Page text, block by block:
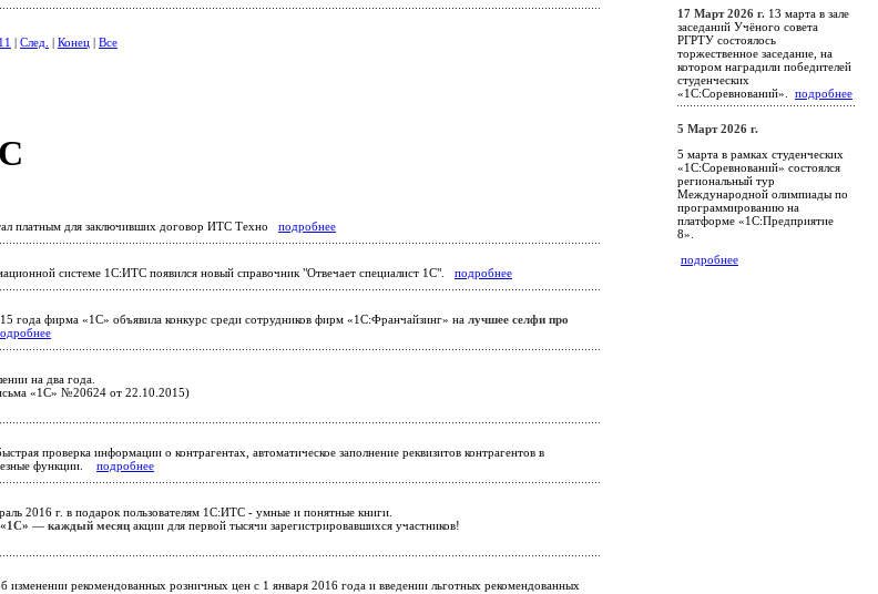
11 След. Конец Все
платным для заключивших договор ИТС Техно подробнее
системе 1С:ИТС появился новый справочник "Отвечает специалист 1С". подробнее
года фирма «1С» объявила конкурс среди сотрудников фирм «1С:Франчайзинг» на лучшее селфи про
на два года.
«1С» №20624 от 22.10.2015)
проверка информации о контрагентах, автоматическое заполнение реквизитов контрагентов в
функции. подробнее
2016 г. в подарок пользователям 1С:ИТС - умные и понятные книги.
— каждый месяц акции для первой тысячи зарегистрировавшихся участников!
изменении рекомендованных розничных цен c 1 января 2016 года и введении льготных рекомендованных
17 Март 2026 г. 13 марта в зале
заседаний Учёного совета
РГРТУ состоялось
торжественное заседание, на
котором наградили победителей
студенческих
«1С:Соревнований». подробнее
5 Март 2026 г.
5 марта в рамках студенческих
«1С:Соревнований» состоялся
региональный тур
Международной олимпиады по
программированию на
платформе «1С:Предприятие
8».
подробнее